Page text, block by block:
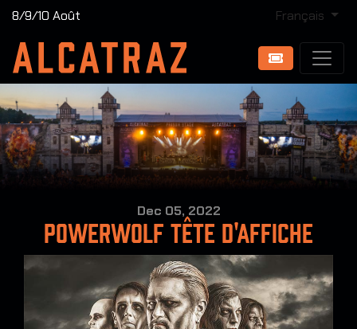
8/9/10 Août Français
Dec 05, 2022
Powerwolf tête d'affiche